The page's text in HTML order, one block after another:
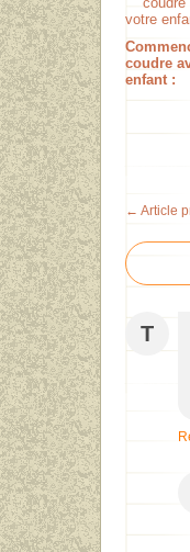
coudre
enfant :
← Article
T